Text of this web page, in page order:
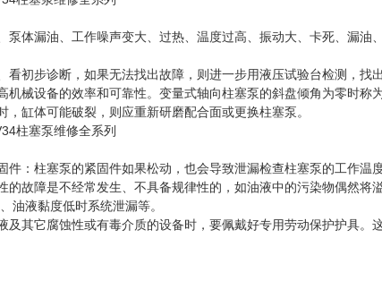
体漏油、工作噪声变大、过热、温度过高、振动大、卡死、漏油
初步诊断，如果无法找出故障，则进一步用液压试验台检测，找
械设备的效率和可靠性。变量式轴向柱塞泵的斜盘倾角为零时称
缸体可能破裂，则应重新研磨配合面或更换柱塞泵。
：柱塞泵的紧固件如果松动，也会导致泄漏检查柱塞泵的工作温
故障是不经常发生、不具备规律性的，如油液中的污染物偶然将
油液黏度低时系统泄漏等。
其它腐蚀性或有毒介质的设备时，要佩戴好专用劳动保护护具。